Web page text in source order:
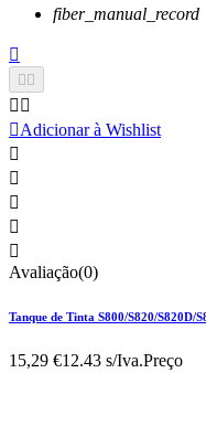
fiber_manual_record

 
 
Adicionar à Wishlist





Avaliação(0)
Tanque de Tinta S800/S820/S820D/
15,29 €12.43 s/Iva.Preço